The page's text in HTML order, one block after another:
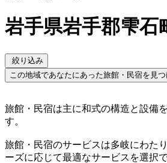
岩手県岩手郡雫石
絞り込み
この地域であなたにあった旅館・民宿を見
旅館・民宿は主に和式の構造と設備
す。
旅館・民宿のサービスは多岐にわた
ーズに応じて最適なサービスを選択で